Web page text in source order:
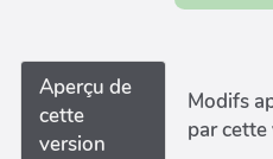
Aperçu de
cette
version
Modifs
par cette